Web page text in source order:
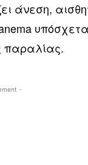
άνεση,
παραλίας.
-